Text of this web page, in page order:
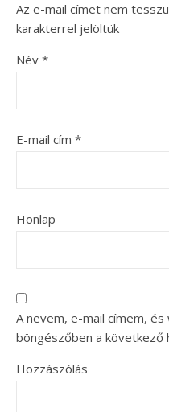
Az e-mail címet nem
karakterrel jelöltük
Név *
E-mail cím *
Honlap
A nevem, e-mail címem,
böngészőben a következő
Hozzászólás